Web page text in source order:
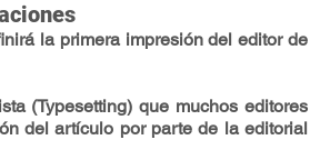
la primera impresión del editor de
(Typesetting) que muchos editores
del artículo por parte de la editorial